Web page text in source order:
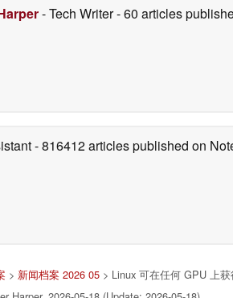
- Tech Writer- 60 articles
- 816412 articles published on
> 新闻档案 2026 05 > Linux 可在任何 GPU 上